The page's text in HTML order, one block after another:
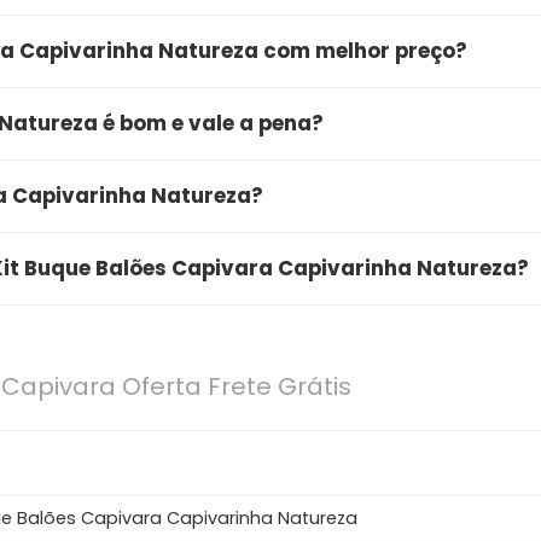
Capivarinha Natureza com melhor preço?
o Kit Buque Balões Capivara Capivarinha
de oferta, você garante a qualidade do produto,
é bom e vale a pena?
é bom e vale muito a pena. O produto conta
alta qualidade e ótimo custo-benefício. É uma
Capivarinha Natureza?
Natureza está com uma oferta especial por
você clique no botão de "Ver Oferta" para conferir o
Balões Capivara Capivarinha Natureza?
Oferta Frete Grátis
Balões Capivara Capivarinha Natureza